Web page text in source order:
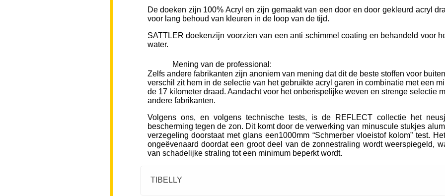
De doeken zijn 100% Acryl en zijn gemaakt van een door en door gekleurd acryl
voor lang behoud van kleuren in de loop van de tijd.
SATTLER doekenzijn voorzien van een anti schimmel coating en behandeld voor
water.
Mening van de professional:
Zelfs andere fabrikanten zijn anoniem van mening dat dit de beste stoffen voor
verschil zit hem in de selectie van het gebruikte acryl garen in combinatie met een
de 17 kilometer draad. Aandacht voor het onberispelijke weven en strenge selectie
andere fabrikanten.
Volgens ons, en volgens technische tests, is de REFLECT collectie het
bescherming tegen de zon. Dit komt door de verwerking van minuscule stukjes
verzegeling doorstaat met glans een1000mm “Schmerber vloeistof kolom” test.
ongeëvenaard doordat een groot deel van de zonnestraling wordt weerspiegeld,
van schadelijke straling tot een minimum beperkt wordt.
TIBELLY